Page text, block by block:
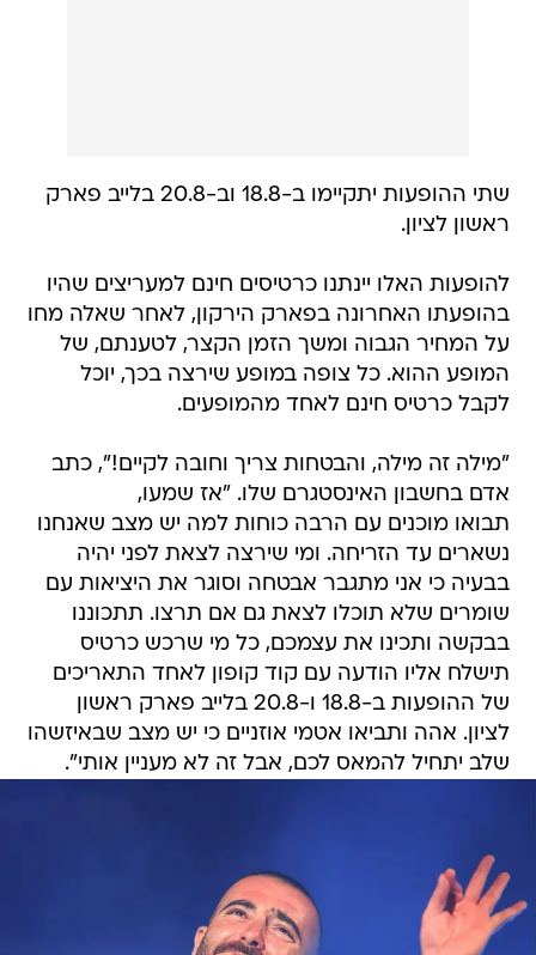
שתי ההופעות יתקיימו ב-18.8 וב-20.8 בלייב פארק
ראשון לציון.
להופעות האלו יינתנו כרטיסים חינם למעריצים שהיו
בהופעתו האחרונה בפארק הירקון, לאחר שאלה מחו
על המחיר הגבוה ומשך הזמן הקצר, לטענתם, של
המופע ההוא. כל צופה במופע שירצה בכך, יוכל
לקבל כרטיס חינם לאחד מהמופעים.
"מילה זה מילה, והבטחות צריך וחובה לקיים!", כתב
אדם בחשבון האינסטגרם שלו. "אז שמעו,
תבואו מוכנים עם הרבה כוחות למה יש מצב שאנחנו
נשארים עד הזריחה. ומי שירצה לצאת לפני יהיה
בבעיה כי אני מתגבר אבטחה וסוגר את היציאות עם
שומרים שלא תוכלו לצאת גם אם תרצו. תתכוננו
בבקשה ותכינו את עצמכם, כל מי שרכש כרטיס
תישלח אליו הודעה עם קוד קופון לאחד התאריכים
של ההופעות ב-18.8 ו-20.8 בלייב פארק ראשון
לציון. אהה ותביאו אטמי אוזניים כי יש מצב שבאיזשהו
שלב יתחיל להמאס לכם, אבל זה לא מעניין אותי".